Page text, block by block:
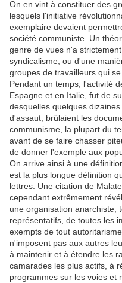
On en vint à constituer des
lesquels l'initiative
exemplaire devaient
société communiste. Un
genre de vues n'a
syndicalisme, ou d'une
groupes de travailleurs qui
Pendant un temps, l'activité
Espagne et en Italie, fut de
desquelles quelques
d'assaut, brûlaient les
communisme, la plupart du
avant de se faire chasser
de donner l'exemple aux
On arrive ainsi à une
est la plus longue définition
lettres. Une citation de
cependant extrêmement
une organisation anarchiste,
représentatifs, de toutes les
exempts de tout
n'imposent pas aux autres
à maintenir et à étendre les
camarades les plus actifs, à
programmes sur les voies et